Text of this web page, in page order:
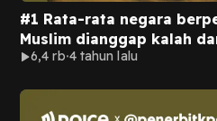
#1 Rata-rata negara
Muslim dianggap kalah
6,4 rb 4 tahun lalu